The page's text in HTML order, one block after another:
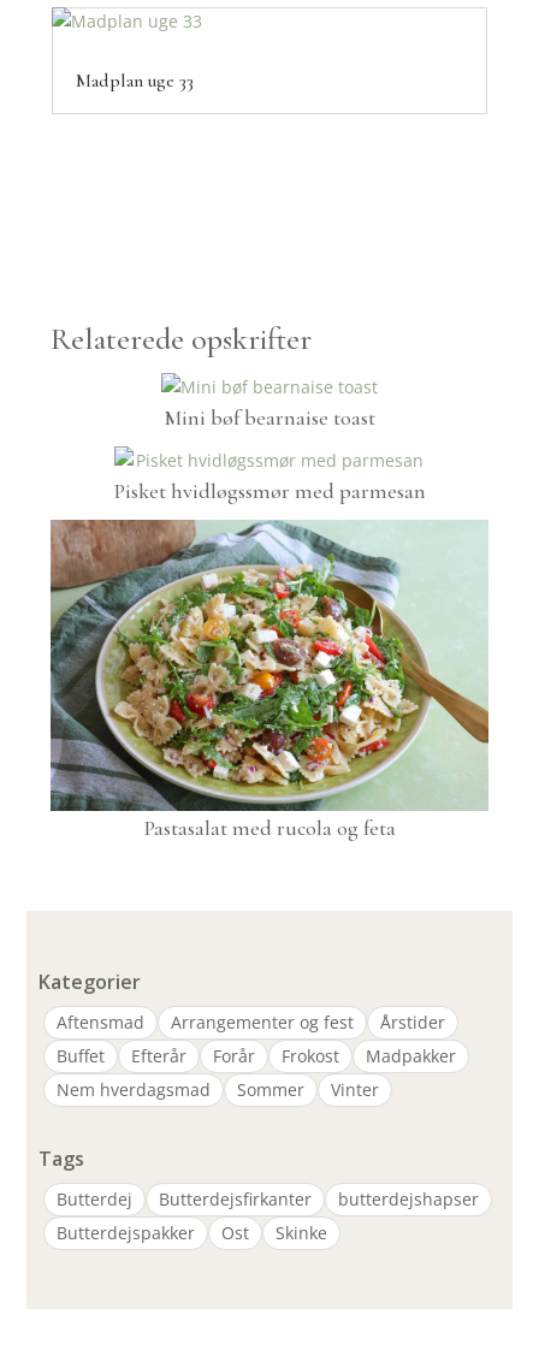
Madplan uge 33
Relaterede opskrifter
Mini bøf bearnaise toast
Pisket hvidløgssmør med parmesan
Pastasalat med rucola og feta
Kategorier
Aftensmad Arrangementer og fest
Årstider
Buffet
Efterår Forår Frokost
Madpakker
Nem hverdagsmad
Sommer Vinter
Tags
Butterdej Butterdejsfirkanter
butterdejshapser
Butterdejspakker
Ost Skinke